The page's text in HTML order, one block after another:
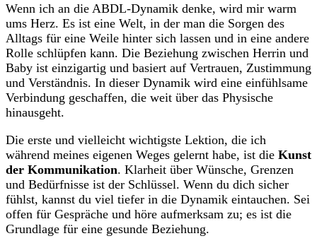
Wenn ich an die ABDL-Dynamik denke, wird mir warm
ums Herz. Es ist eine Welt, in der man die Sorgen des
Alltags für eine Weile hinter sich lassen und in eine andere
Rolle schlüpfen kann. Die Beziehung zwischen Herrin und
Baby ist einzigartig und basiert auf Vertrauen, Zustimmung
und Verständnis. In dieser Dynamik wird eine einfühlsame
Verbindung geschaffen, die weit über das Physische
hinausgeht.
Die erste und vielleicht wichtigste Lektion, die ich
während meines eigenen Weges gelernt habe, ist die Kunst
der Kommunikation. Klarheit über Wünsche, Grenzen
und Bedürfnisse ist der Schlüssel. Wenn du dich sicher
fühlst, kannst du viel tiefer in die Dynamik eintauchen. Sei
offen für Gespräche und höre aufmerksam zu; es ist die
Grundlage für eine gesunde Beziehung.